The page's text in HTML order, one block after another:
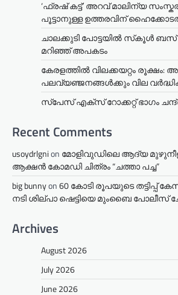
‘ഫ്രഷ് കട്ട്’ അറവ് മാലിന്യ
പൂട്ടാനുള്ള ഉത്തരവിന് ഹൈക്കോടതി
ചാലക്കുടി പോട്ടയിൽ സ്‌കൂൾ ബസ്
മറിഞ്ഞ് അപകടം
കേരളത്തില്‍ വിലക്കയറ്റം രൂക്ഷം:
പലവ്യഞ്ജനങ്ങള്‍ക്കും വില
സ്‌പേസ് എക്‌സ് റോക്കറ്റ് ഭാഗം
Recent Comments
usoydrlgnion മോളിവുഡിലെ ആദ്യ മുഴുനീള
ആക്ഷൻ കോമഡി ചിത്രം “ചത്താ പച്ച”
big bunnyon60 കോടി രൂപയുടെ തട്ടിപ്പ്
നടി ശില്പാ ഷെട്ടിയെ മുംബൈ
Archives
August 2026
July 2026
June 2026